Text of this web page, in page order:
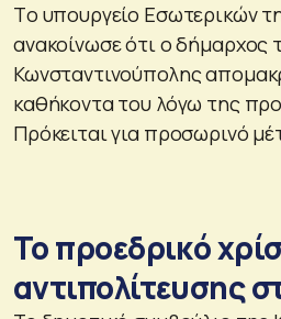
Tο υπουργείο Εσωτερικών
ανακοίνωσε ότι ο δήμαρχος
Κωνσταντινούπολης
καθήκοντα του λόγω της
Πρόκειται για προσωρινό
Το προεδρικό
αντιπολίτευσης